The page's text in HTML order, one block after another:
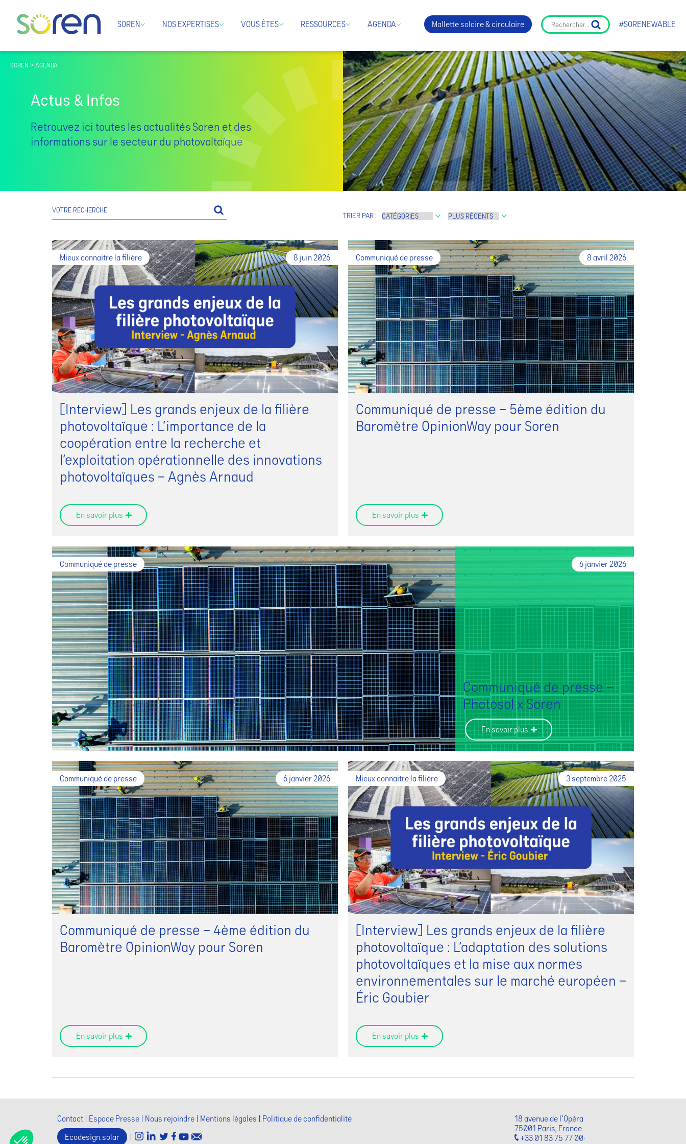
SOREN NOS EXPERTISES VOUS ÊTES RESSOURCES AGENDA Mallette solaire & circulaire #SORENEWABLE
SOREN > AGENDA
Actus & Infos
Retrouvez ici toutes les actualités Soren et des
informations sur le secteur du photovoltaïque
TRIER PAR :
8 juin 2026
Mieux connaitre la filière
[Interview] Les grands enjeux de la filière
photovoltaïque : L’importance de la
coopération entre la recherche et
l’exploitation opérationnelle des innovations
photovoltaïques – Agnès Arnaud
En savoir plus
8 avril 2026
Communiqué de presse
Communiqué de presse – 5ème édition du
Baromètre OpinionWay pour Soren
En savoir plus
6 janvier 2026
Communiqué de presse
Communiqué de presse –
Photosol x Soren
En savoir plus
6 janvier 2026
Communiqué de presse
Communiqué de presse – 4ème édition du
Baromètre OpinionWay pour Soren
En savoir plus
3 septembre 2025
Mieux connaitre la filière
[Interview] Les grands enjeux de la filière
photovoltaïque : L’adaptation des solutions
photovoltaïques et la mise aux normes
environnementales sur le marché européen –
Éric Goubier
En savoir plus
Contact Espace Presse Nous rejoindre Mentions légales
Politique de confidentialité
Ecodesign.solar
|
18 avenue de l'Opéra
75001 Paris, France
+33 01 83 75 77 00·